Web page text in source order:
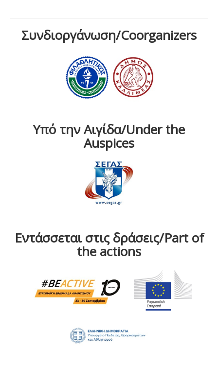
Συνδιοργάνωση/Coorganizers
Υπό την Αιγίδα/Under the
Auspices
Εντάσσεται στις δράσεις/Part of
the actions